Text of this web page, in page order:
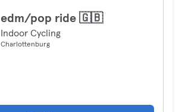
edm/pop ride 🇬🇧
Indoor Cycling
Charlottenburg